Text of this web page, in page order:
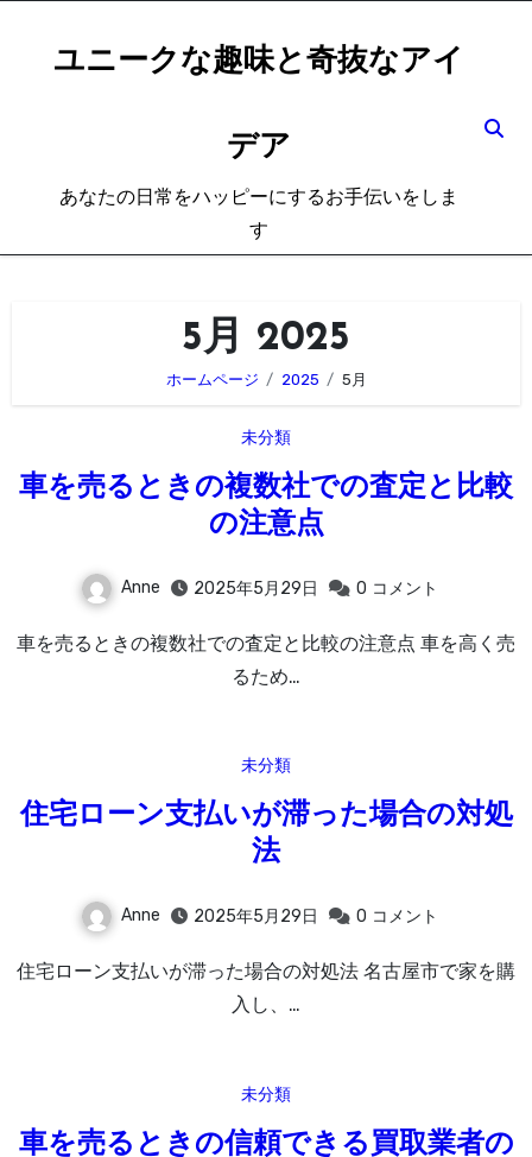
ユニークな趣味と奇抜なアイ
デア
あなたの日常をハッピーにするお手伝いをしま
す
5月 2025
ホームページ 2025 5月
未分類
車を売るときの複数社での査定と比較
の注意点
Anne 2025年5月29日 0 コメント
車を売るときの複数社での査定と比較の注意点 車を高く売
るため…
未分類
住宅ローン支払いが滞った場合の対処
法
Anne 2025年5月29日 0 コメント
住宅ローン支払いが滞った場合の対処法 名古屋市で家を購
入し、…
未分類
車を売るときの信頼できる買取業者の